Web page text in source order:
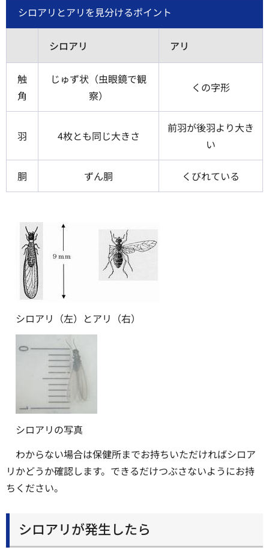
シロアリとアリを見分けるポイント
シロアリ アリ
触
角
じゅず状（虫眼鏡で観
察）
くの字形
羽 4枚とも同じ大きさ
前羽が後羽より大き
い
胴 ずん胴 くびれている
シロアリ（左）とアリ（右）
シロアリの写真
わからない場合は保健所までお持ちいただければシロア
リかどうか確認します。できるだけつぶさないようにお持
ちください。
シロアリが発生したら